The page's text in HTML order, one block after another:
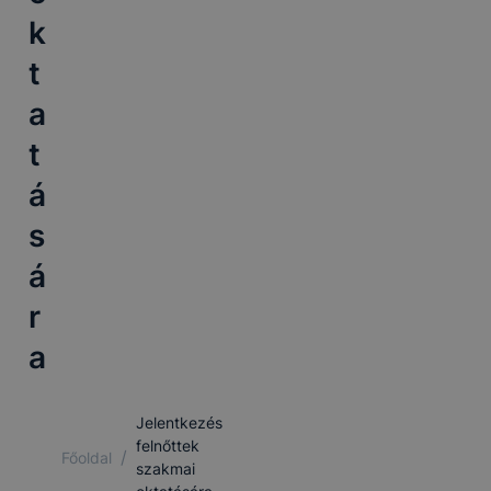
k
t
a
t
á
s
á
r
a
Főoldal /
Jelentkezés
felnőttek
szakmai